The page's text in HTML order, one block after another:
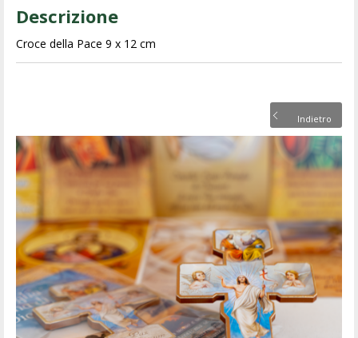
Descrizione
Croce della Pace 9 x 12 cm
Indietro